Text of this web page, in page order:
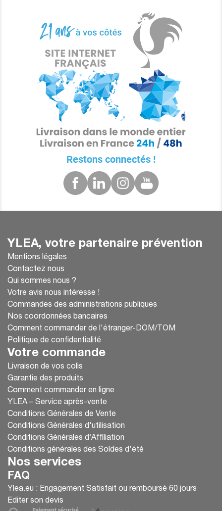
Restons connectés !
YLEA, votre partenaire prévention
Mentions légales
Contactez nous
Qui sommes nous ?
Votre avis nous intéresse !
Commandes des administrations publiques
Nos coordonnées bancaires
Comment commander de l'étranger-DOM/TOM
Politique de confidentialité
Votre commande
Livraison de vos colis
Garantie des produits
Comment commander en ligne
YLEA – Service après-vente
Conditions Générales de Vente
Conditions Générales d'utilisation
Conditions Générales d’Affiliation
Conditions générales des Soldes d'été
Nos services
FAQ
Ylea.eu : Engagement Satisfait ou remboursé 60 jours
Editer son devis